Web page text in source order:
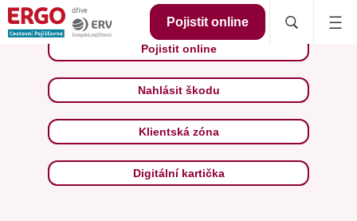
Pojistit online
Pojistit online
Nahlásit škodu
Klientská zóna
Digitální kartička